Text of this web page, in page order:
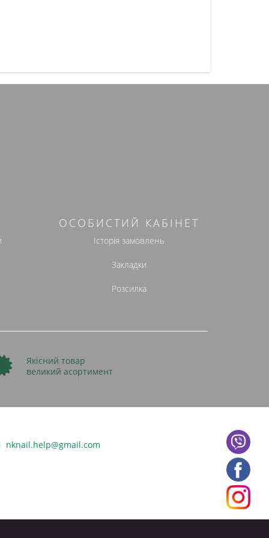
ОСОБИСТИЙ КАБІНЕТ
Історія замовлень
Закладки
Розсилка
Якісний товар
великий асортимент
nknail.help@gmail.com